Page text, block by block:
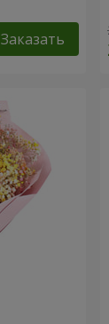
Заказать